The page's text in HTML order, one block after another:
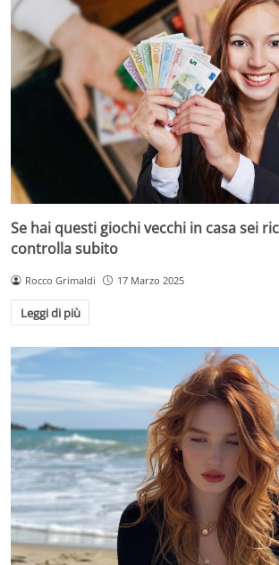
Se hai questi giochi vecchi in casa sei
controlla subito
Rocco Grimaldi 17 Marzo 2025
Leggi di più